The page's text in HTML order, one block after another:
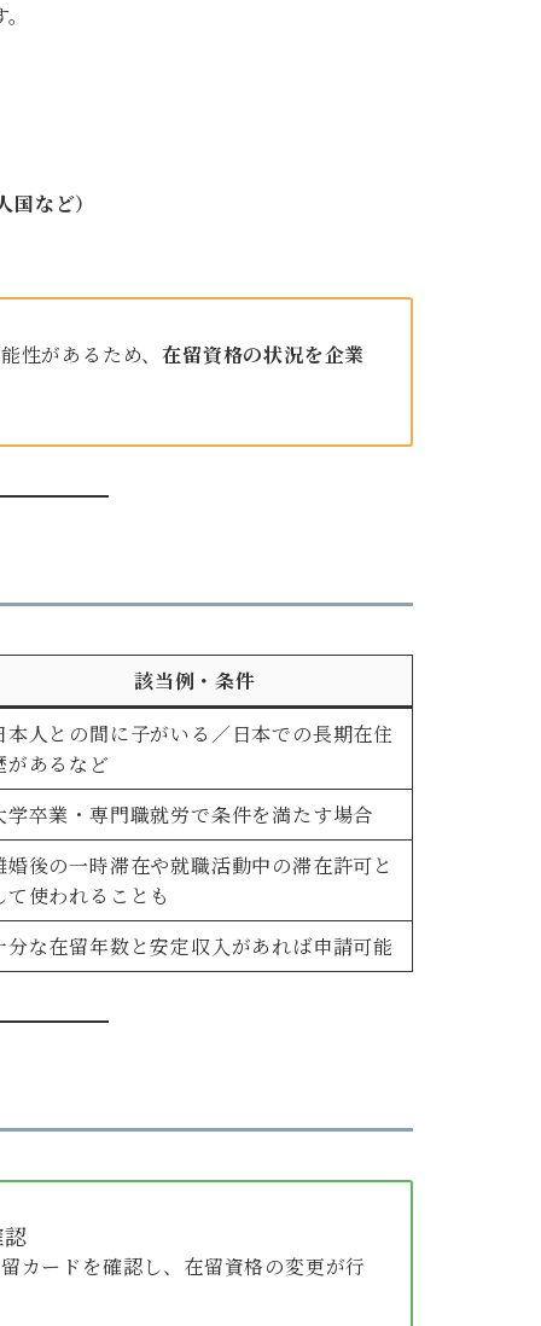
など）
性があるため、在留資格の状況を企業
該当例・条件
本人との間に子がいる／日本での長期在住
があるなど
学卒業・専門職就労で条件を満たす場合
婚後の一時滞在や就職活動中の滞在許可と
て使われることも
分な在留年数と安定収入があれば申請可能
カードを確認し、在留資格の変更が行